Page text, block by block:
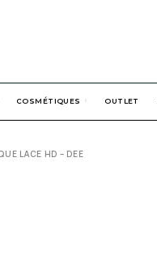
COSMÉTIQUES OUTLET
LACE HD – DEE